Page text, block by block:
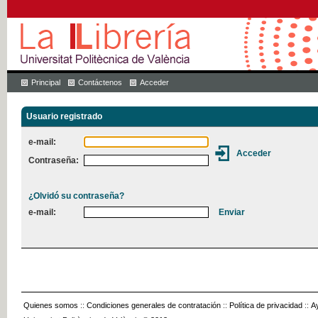
Principal Contáctenos Acceder
Usuario registrado
e-mail:
Contraseña:
¿Olvidó su contraseña?
e-mail:
Quienes somos :: Condiciones generales de contratación :: Política de privacidad ::